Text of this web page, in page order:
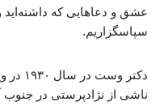
عشق و دعاهایی که
سپاسگزاریم.
دکتر
ناشی از نژادپرستی در جنوب